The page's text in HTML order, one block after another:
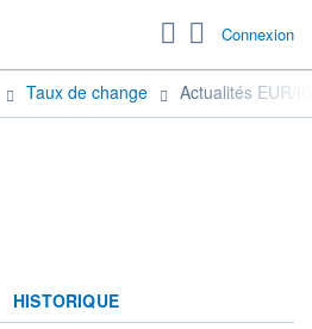
Connexion
Taux de change Actualités EUR/
HISTORIQUE